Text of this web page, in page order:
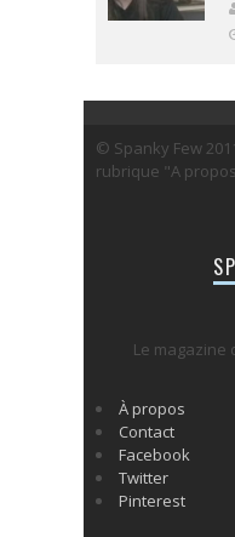
© Spanky Few
rubrique "A
Le magazine
À propos
Contact
Facebook
Twitter
Pinterest